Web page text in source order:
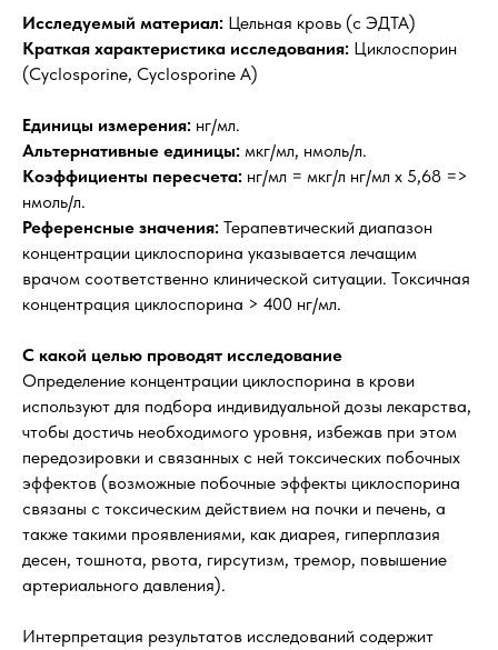
Исследуемый материал: Цельная кровь (с ЭДТА)
Краткая характеристика исследования: Циклоспорин
(Cyclosporine, Cyclosporine A)
Единицы измерения: нг/мл.
Альтернативные единицы: мкг/мл, нмоль/л.
Коэффициенты пересчета: нг/мл = мкг/л нг/мл х 5,68 =>
нмоль/л.
Референсные значения: Терапевтический диапазон
концентрации циклоспорина указывается лечащим
врачом соответственно клинической ситуации. Токсичная
концентрация циклоспорина > 400 нг/мл.
С какой целью проводят исследование
Определение концентрации циклоспорина в крови
используют для подбора индивидуальной дозы лекарства,
чтобы достичь необходимого уровня, избежав при этом
передозировки и связанных с ней токсических побочных
эффектов (возможные побочные эффекты циклоспорина
связаны с токсическим действием на почки и печень, а
также такими проявлениями, как диарея, гиперплазия
десен, тошнота, рвота, гирсутизм, тремор, повышение
артериального давления).
Интерпретация результатов исследований содержит